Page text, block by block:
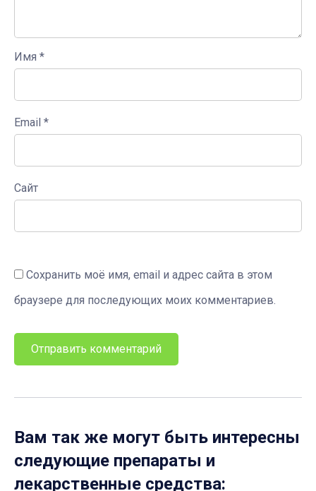
Имя *
Email *
Сайт
Сохранить моё имя, email и адрес сайта в этом
браузере для последующих моих комментариев.
Вам так же могут быть интересны
следующие препараты и
лекарственные средства: